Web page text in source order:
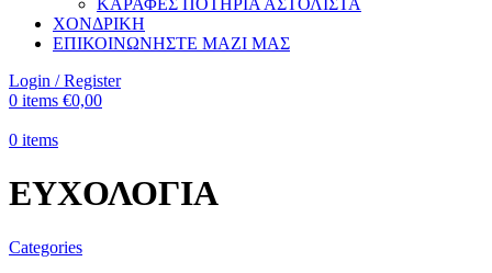
ΚΑΡΑΦΕΣ ΠΟΤΗΡΙΑ ΑΣΤΟΛΙΣΤΑ
ΧΟΝΔΡΙΚΗ
ΕΠΙΚΟΙΝΩΝΗΣΤΕ ΜΑΖΙ ΜΑΣ
Login / Register
0 items €0,00
0 items
ΕΥΧΟΛΟΓΙΑ
Categories